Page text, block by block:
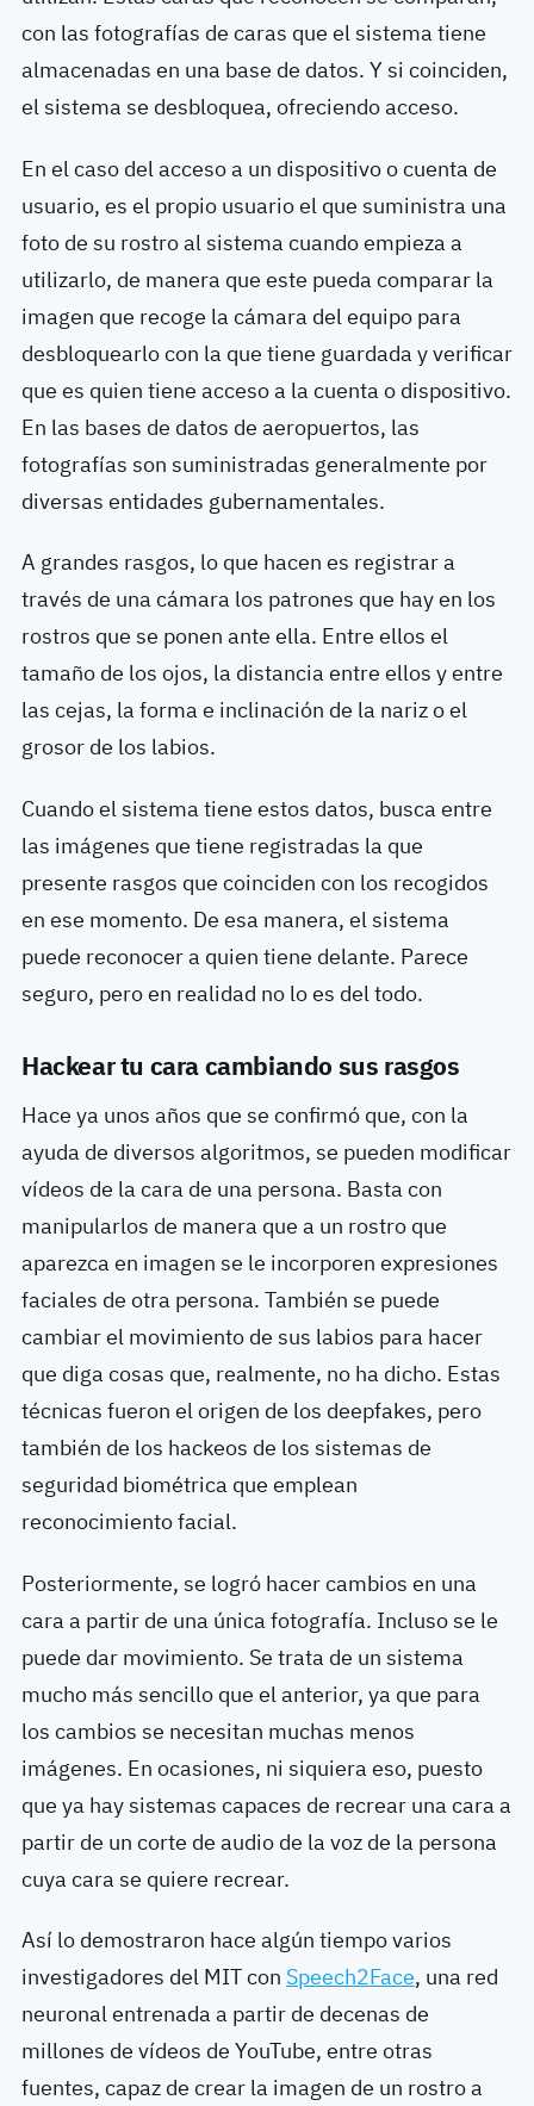
con las fotografías de caras que el sistema tiene
almacenadas en una base de datos. Y si coinciden,
el sistema se desbloquea, ofreciendo acceso.
En el caso del acceso a un dispositivo o cuenta de
usuario, es el propio usuario el que suministra una
foto de su rostro al sistema cuando empieza a
utilizarlo, de manera que este pueda comparar la
imagen que recoge la cámara del equipo para
desbloquearlo con la que tiene guardada y verificar
que es quien tiene acceso a la cuenta o dispositivo.
En las bases de datos de aeropuertos, las
fotografías son suministradas generalmente por
diversas entidades gubernamentales.
A grandes rasgos, lo que hacen es registrar a
través de una cámara los patrones que hay en los
rostros que se ponen ante ella. Entre ellos el
tamaño de los ojos, la distancia entre ellos y entre
las cejas, la forma e inclinación de la nariz o el
grosor de los labios.
Cuando el sistema tiene estos datos, busca entre
las imágenes que tiene registradas la que
presente rasgos que coinciden con los recogidos
en ese momento. De esa manera, el sistema
puede reconocer a quien tiene delante. Parece
seguro, pero en realidad no lo es del todo.
Hackear tu cara cambiando sus rasgos
Hace ya unos años que se confirmó que, con la
ayuda de diversos algoritmos, se pueden modificar
vídeos de la cara de una persona. Basta con
manipularlos de manera que a un rostro que
aparezca en imagen se le incorporen expresiones
faciales de otra persona. También se puede
cambiar el movimiento de sus labios para hacer
que diga cosas que, realmente, no ha dicho. Estas
técnicas fueron el origen de los deepfakes, pero
también de los hackeos de los sistemas de
seguridad biométrica que emplean
reconocimiento facial.
Posteriormente, se logró hacer cambios en una
cara a partir de una única fotografía. Incluso se le
puede dar movimiento. Se trata de un sistema
mucho más sencillo que el anterior, ya que para
los cambios se necesitan muchas menos
imágenes. En ocasiones, ni siquiera eso, puesto
que ya hay sistemas capaces de recrear una cara a
partir de un corte de audio de la voz de la persona
cuya cara se quiere recrear.
Así lo demostraron hace algún tiempo varios
investigadores del MIT con Speech2Face, una red
neuronal entrenada a partir de decenas de
millones de vídeos de YouTube, entre otras
fuentes, capaz de crear la imagen de un rostro a